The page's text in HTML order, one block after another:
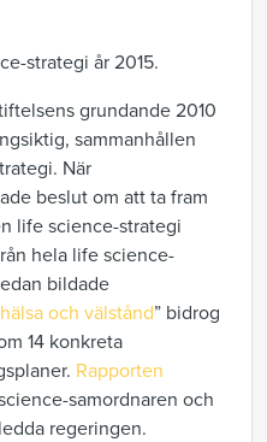
strategi år 2015.
grundande 2010
sammanhållen
När
beslut om att ta fram
life science-strategi
hela life science-
bildade
och välstånd” bidrog
14 konkreta
Rapporten
samordnaren och
regeringen.